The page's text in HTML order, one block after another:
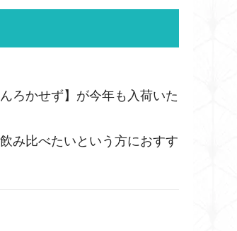
ろかせず】が今年も入荷いた
み比べたいという方におすす